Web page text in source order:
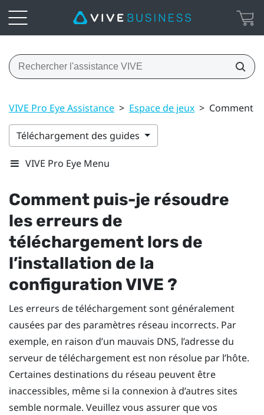
VIVE Pro Eye Assistance > Espace de jeux > Comment
Téléchargement des guides
VIVE Pro Eye Menu
Comment puis-je résoudre
les erreurs de
téléchargement lors de
l’installation de la
configurationVIVE ?
Les erreurs de téléchargement sont généralement
causées par des paramètres réseau incorrects. Par
exemple, en raison d’un mauvais DNS, l’adresse du
serveur de téléchargement est non résolue par l’hôte.
Certaines destinations du réseau peuvent être
inaccessibles, même si la connexion à d’autres sites
semble normale. Veuillez vous assurer que vos